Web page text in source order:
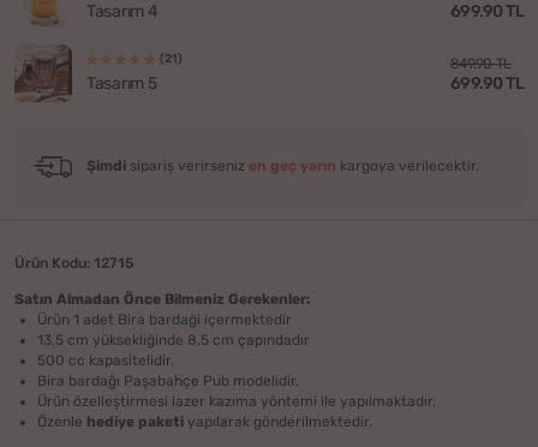
Tasarım 4 699.90 TL
(21)
Tasarım 5
849.90 TL
699.90 TL
Şimdi sipariş verirseniz en geç yarın kargoya verilecektir.
Ürün Kodu: 12715
Satın Almadan Önce Bilmeniz Gerekenler:
Ürün 1 adet Bira bardaği içermektedir
13,5 cm yüksekliğinde 8,5 cm çapındadır
500 cc kapasitelidir.
Bira bardağı Paşabahçe Pub modelidir.
Ürün özelleştirmesi lazer kazıma yöntemi ile yapılmaktadır.
Özenle hediye paketi yapılarak gönderilmektedir.